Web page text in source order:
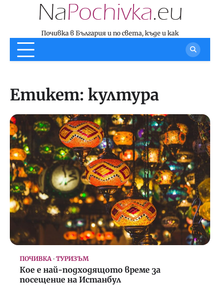
Почивка в България и по света, къде и как
Етикет: култура
ПОЧИВКА ТУРИЗЪМ
Кое е най-подходящото време за
посещение на Истанбул